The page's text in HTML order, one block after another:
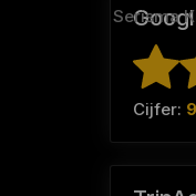
Serisma
Cijfer: